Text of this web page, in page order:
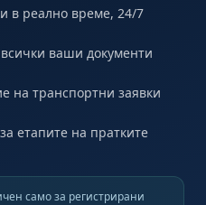
в реално време, 24/7
ваши документи
на транспортни заявки
етапите на пратките
само за регистрирани